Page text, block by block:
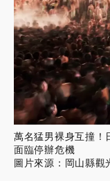
萬名猛男裸身互撞
面臨停辦危機
圖片來源：岡山縣觀